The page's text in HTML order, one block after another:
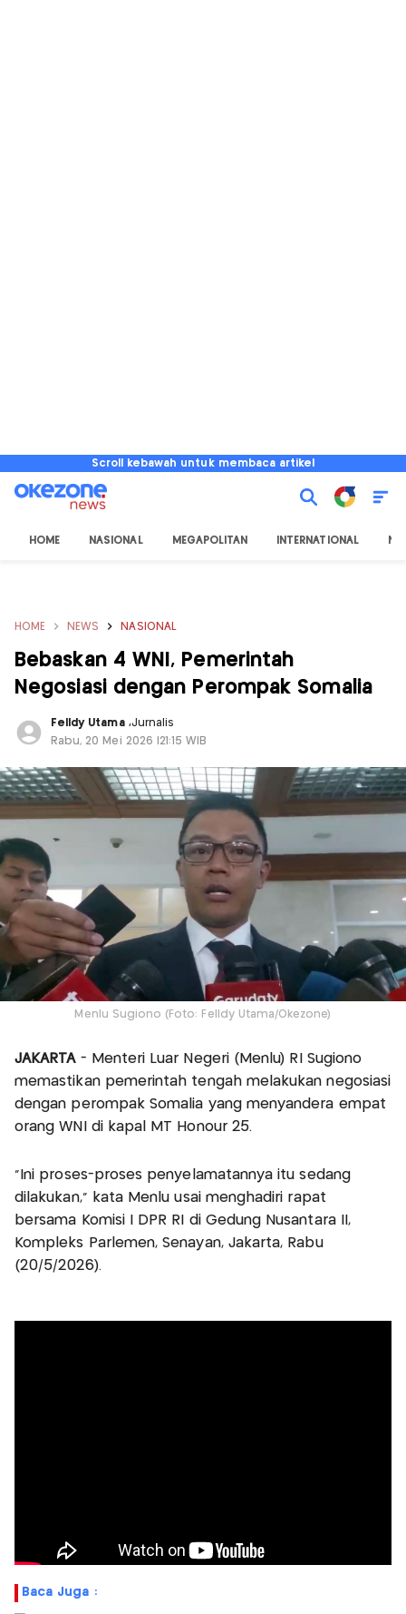
Scroll kebawah untuk membaca artikel
HOME NASIONAL MEGAPOLITAN INTERNATIONAL
HOME NEWS NASIONAL
Bebaskan 4 WNI, Pemerintah
Negosiasi dengan Perompak Somalia
Felldy Utama ,Jurnalis
Rabu, 20 Mei 2026 |21:15 WIB
Menlu Sugiono (Foto: Felldy Utama/Okezone)
JAKARTA- Menteri Luar Negeri (Menlu) RI Sugiono
memastikan pemerintah tengah melakukan negosiasi
dengan perompak Somalia yang menyandera empat
orang WNI di kapal MT Honour 25.
"Ini proses-proses penyelamatannya itu sedang
dilakukan," kata Menlu usai menghadiri rapat
bersama Komisi I DPR RI di Gedung Nusantara II,
Kompleks Parlemen, Senayan, Jakarta, Rabu
(20/5/2026).
Baca Juga :